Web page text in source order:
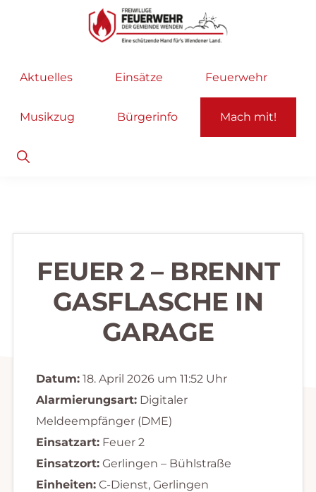
Hauptnavigation
Feuerwehr
helfen
selbstverständlich!
Aktuelles Einsätze Feuerwehr
Musikzug Bürgerinfo Mach mit!
Show
Search
FEUER 2 – BRENNT
GASFLASCHE IN
GARAGE
Datum:18. April 2026 um 11:52 Uhr
Alarmierungsart:Digitaler
Meldeempfänger (DME)
Einsatzart:Feuer 2
Einsatzort:Gerlingen – Bühlstraße
Einheiten:C-Dienst, Gerlingen